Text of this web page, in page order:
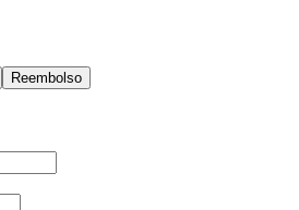
Reembolso